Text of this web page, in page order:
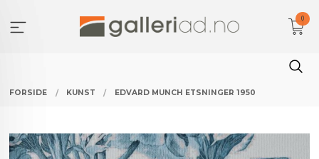
innholdet
0
FORSIDE KUNST EDVARD MUNCH ETSNINGER 1950